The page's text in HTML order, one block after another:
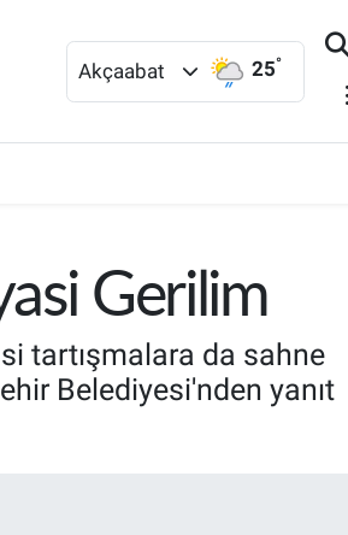
Akçaabat 25°
Gerilim
tartışmalara da sahne
Belediyesi'nden yanıt